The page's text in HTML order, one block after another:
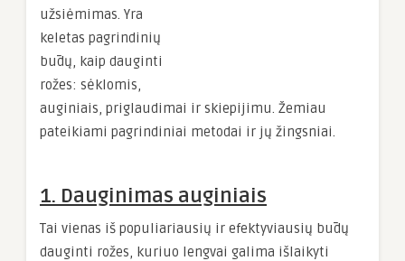
užsiėmimas. Yra
keletas pagrindinių
būdų, kaip dauginti
rožes: sėklomis,
auginiais, priglaudimai ir skiepijimu. Žemiau
pateikiami pagrindiniai metodai ir jų žingsniai.
1. Dauginimas auginiais
Tai vienas iš populiariausių ir efektyviausių būdų
dauginti rožes, kuriuo lengvai galima išlaikyti